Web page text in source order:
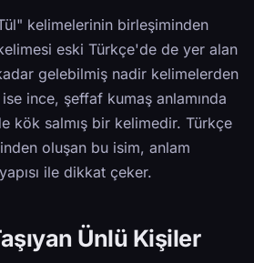
kelimelerinin birleşiminden
eski Türkçe'de de yer alan
gelebilmiş nadir kelimelerden
ince, şeffaf kumaş anlamında
kök salmış bir kelimedir. Türkçe
oluşan bu isim, anlam
ile dikkat çeker.
Ünlü Kişiler